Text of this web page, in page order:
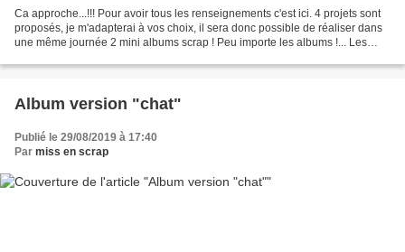
Ca approche...!!! Pour avoir tous les renseignements c'est ici. 4 projets sont
proposés, je m'adapterai à vos choix, il sera donc possible de réaliser dans
une même journée 2 mini albums scrap ! Peu importe les albums !... Les
Album version "chat"
Publié le 29/08/2019 à 17:40
Par miss en scrap